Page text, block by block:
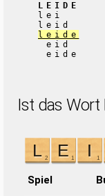
LEIDE
lei
leid
leide
eid
eide
Ist das Wort
Spiel